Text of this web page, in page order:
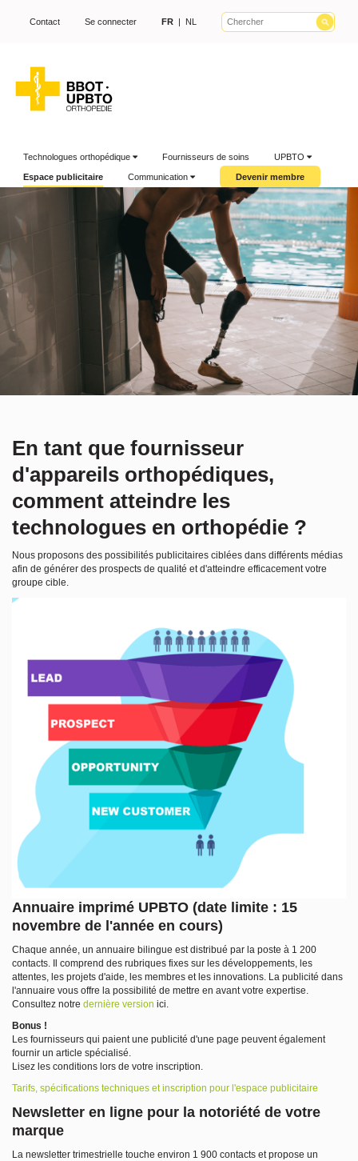
Contact Se connecter FR | NL
Technologues orthopédique Fournisseurs de soins UPBTO
Espace publicitaire Communication Devenir membre
En tant que fournisseur
d'appareils orthopédiques,
comment atteindre les
technologues en orthopédie ?
Nous proposons des possibilités publicitaires ciblées dans différents médias
afin de générer des prospects de qualité et d'atteindre efficacement votre
groupe cible.
Annuaire imprimé UPBTO (date limite : 15
novembre de l'année en cours)
Chaque année, un annuaire bilingue est distribué par la poste à 1 200
contacts. Il comprend des rubriques fixes sur les développements, les
attentes, les projets d'aide, les membres et les innovations. La publicité dans
l'annuaire vous offre la possibilité de mettre en avant votre expertise.
Consultez notre dernière version ici
Bonus !
Les fournisseurs qui paient une publicité d'une page peuvent également
fournir un article spécialisé
Lisez les conditions lors de votre inscription.
Tarifs, spécifications techniques et inscription pour l'espace publicitaire
Newsletter en ligne pour la notoriété de votre
marque
La newsletter trimestrielle touche environ 1 900 contacts et propose un